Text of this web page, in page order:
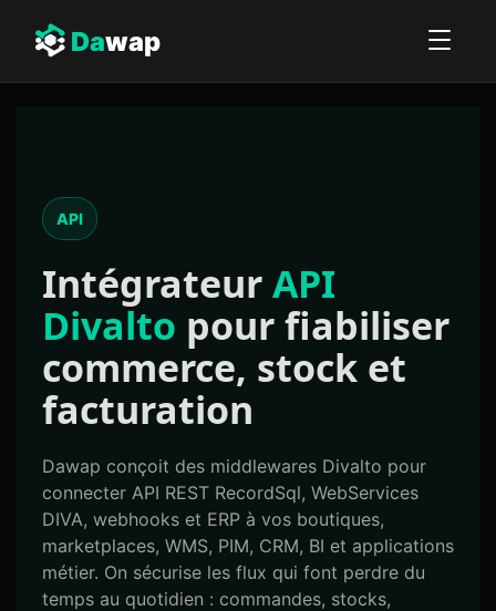
Dawap
API
IntégrateurAPI
Divalto pour fiabiliser
commerce, stock et
facturation
Dawap conçoit des middlewares Divalto pour
connecter API REST RecordSql, WebServices
DIVA, webhooks et ERP à vos boutiques,
marketplaces, WMS, PIM, CRM, BI et applications
métier. On sécurise les flux qui font perdre du
temps au quotidien : commandes, stocks,